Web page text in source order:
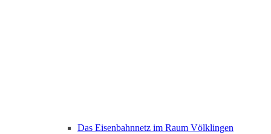
Das Eisenbahnnetz im Raum Völklingen